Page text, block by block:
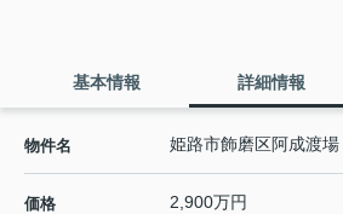
基本情報 詳細情報
物件名 姫路市飾磨区阿成渡
価格 2,900万円